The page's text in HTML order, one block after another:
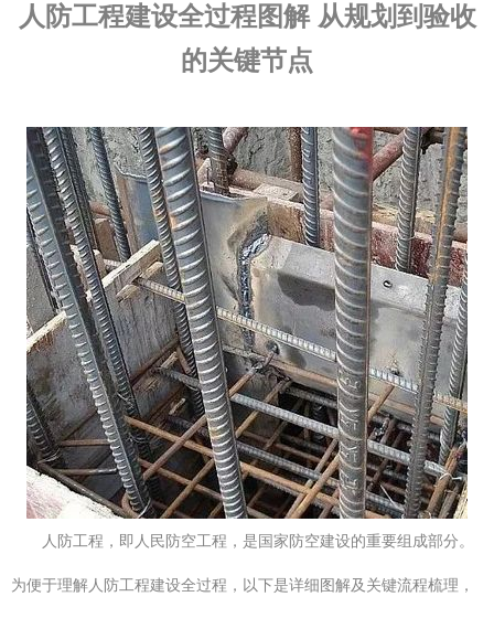
人防工程建设全过程图解 从规划到验收
的关键节点
人防工程，即人民防空工程，是国家防空建设的重要组成部分。
为便于理解人防工程建设全过程，以下是详细图解及关键流程梳理，